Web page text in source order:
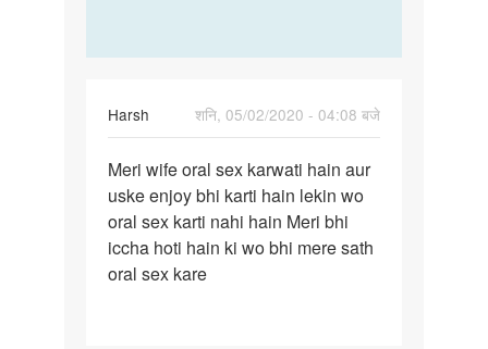
Harsh
शनि, 05/02/2020 - 04:08 बजे
Meri
wife
oral
sex
karwati…
Meri wife oral sex karwati hain aur
uske enjoy bhi karti hain lekin wo
oral sex karti nahi hain Meri bhi
iccha hoti hain ki wo bhi mere sath
oral sex kare